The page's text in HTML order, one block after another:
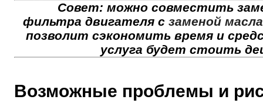
Совет: можно совместить
фильтра двигателя с заменой
позволит сэкономить время и
услуга будет стоить
Возможные проблемы и